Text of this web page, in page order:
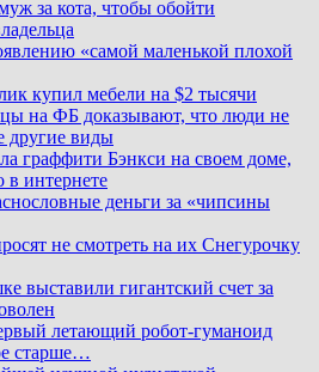
за кота, чтобы обойти
«самой маленькой плохой
купил мебели на $2 тысячи
на ФБ доказывают, что люди не
другие виды
граффити Бэнкси на своем доме,
в интернете
деньги за «чипсины
не смотреть на их Снегурочку
выставили гигантский счет за
летающий робот-гуманоид
старше…